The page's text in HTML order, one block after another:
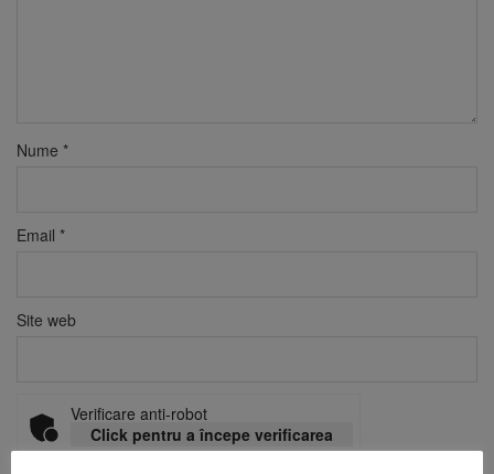
Nume *
Email *
Site web
Verificare anti-robot
Click pentru a începe verificarea